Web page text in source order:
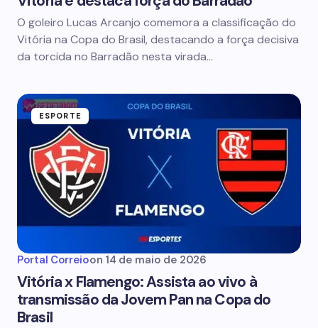
O goleiro Lucas Arcanjo comemora a classificação do
Vitória na Copa do Brasil, destacando a força decisiva
da torcida no Barradão nesta virada…
ESPORTE
Portal Correioon 14 de maio de 2026
Vitória x Flamengo: Assista ao vivo à
transmissão da Jovem Pan na Copa do
Brasil